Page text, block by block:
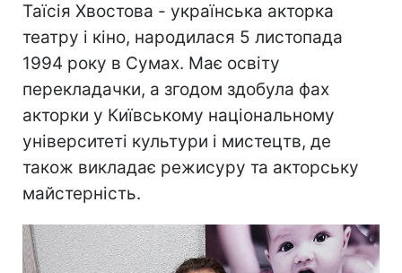
Таїсія Хвостова - українська акторка
театру і кіно, народилася 5 листопада
1994 року в Сумах. Має освіту
перекладачки, а згодом здобула фах
акторки у Київському національному
університеті культури і мистецтв, де
також викладає режисуру та акторську
майстерність.